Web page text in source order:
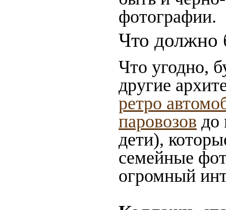
фотографии.
Что должно
Что угодно,
другие
ретро
паровозов до
дети),
семейные
огромный